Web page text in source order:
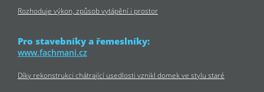
Rozhoduje výkon, způsob vytápění i prostor
Pro stavebníky a řemeslníky:
www.fachmani.cz
Díky rekonstrukci chátrající usedlosti vznikl domek ve stylu staré